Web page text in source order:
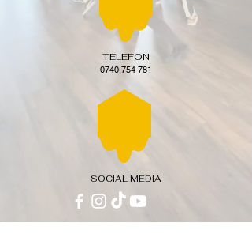
TELEFON
0740 754 781
SOCIAL MEDIA